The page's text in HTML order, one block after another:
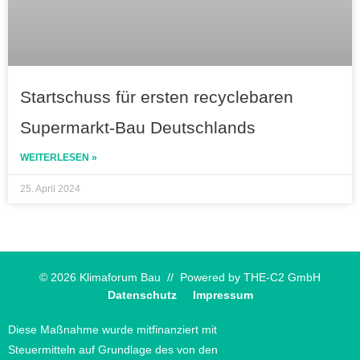
Startschuss für ersten recyclebaren
Supermarkt-Bau Deutschlands
WEITERLESEN »
25. April 2024
© 2026 Klimaforum Bau // Powered by THE-C2 GmbH
Datenschutz
Impressum
Diese Maßnahme wurde mitfinanziert mit
Steuermitteln auf Grundlage des von den